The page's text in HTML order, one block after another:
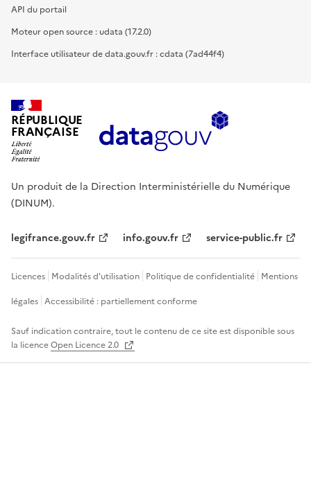
API du portail
Moteur open source : udata (17.2.0)
Interface utilisateur de data.gouv.fr : cdata (7ad44f4)
RÉPUBLIQUE
FRANÇAISE
Un produit de la Direction Interministérielle du Numérique
(DINUM).
legifrance.gouv.fr info.gouv.fr service-public.fr
Licences Modalités d'utilisation Politique de confidentialité Mentions
légales Accessibilité : partiellement conforme
Sauf indication contraire, tout le contenu de ce site est disponible sous
la licenceOpen Licence 2.0